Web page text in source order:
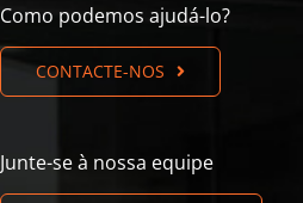
Como podemos ajudá-lo?
CONTACTE-NOS
Junte-se à nossa equipe